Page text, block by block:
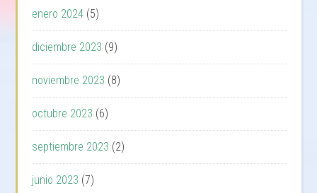
enero 2024 (5)
diciembre 2023 (9)
noviembre 2023 (8)
octubre 2023 (6)
septiembre 2023 (2)
junio 2023 (7)